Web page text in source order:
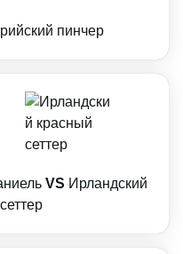
пинчер
VS Ирландский